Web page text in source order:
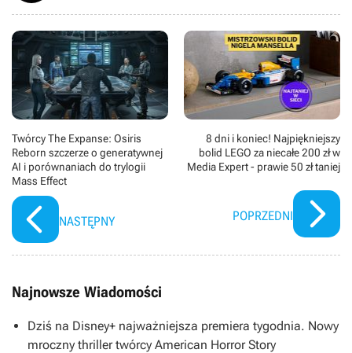
Twórcy The Expanse: Osiris
Reborn szczerze o generatywnej
AI i porównaniach do trylogii
Mass Effect
NASTĘPNY
8 dni i koniec! Najpiękniejszy
bolid LEGO za niecałe 200 zł w
Media Expert - prawie 50 zł taniej
POPRZEDNI
Najnowsze Wiadomości
Dziś na Disney+ najważniejsza premiera tygodnia. Nowy
mroczny thriller twórcy American Horror Story